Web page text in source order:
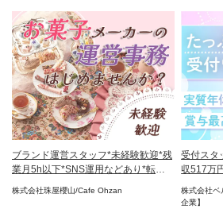
ブランド運営スタッフ*未経験歓迎*残
業月5h以下*SNS運用などあり*転勤
株式会社珠屋櫻山/Cafe Ohzan
受付スタ
収517万
株式会社ベ
企業】